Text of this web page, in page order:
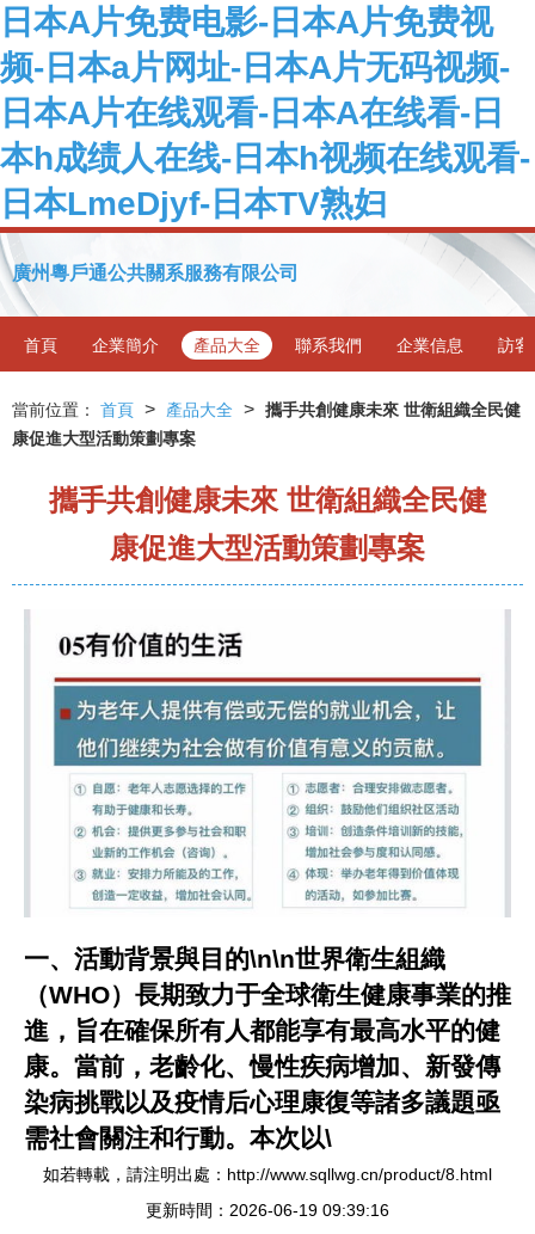
日本A片免费电影-日本A片免费视
频-日本a片网址-日本A片无码视频-
日本A片在线观看-日本A在线看-日
本h成绩人在线-日本h视频在线观看-
日本LmeDjyf-日本TV熟妇
廣州粵戶通公共關系服務有限公司
首頁 企業簡介 產品大全 聯系我們 企業信息 訪客
當前位置： 首頁 > 產品大全 > 攜手共創健康未來 世衛組織全民健
康促進大型活動策劃專案
攜手共創健康未來 世衛組織全民健
康促進大型活動策劃專案
一、活動背景與目的\n\n世界衛生組織
（WHO）長期致力于全球衛生健康事業的推
進，旨在確保所有人都能享有最高水平的健
康。當前，老齡化、慢性疾病增加、新發傳
染病挑戰以及疫情后心理康復等諸多議題亟
需社會關注和行動。本次以\
如若轉載，請注明出處：http://www.sqllwg.cn/product/8.html
更新時間：2026-06-19 09:39:16